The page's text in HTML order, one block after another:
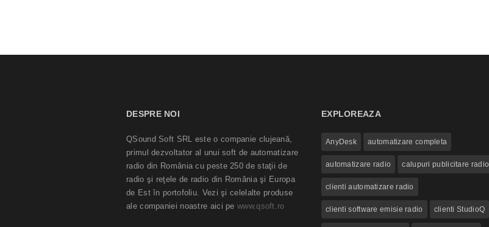
DESPRE NOI
QSound Soft SRL este o companie clujeană,
primul dezvoltator al unui soft de automatizare
radio din România cu peste 250 de staţii de
radio şi reţele de radio din România şi Europa
de Est în portofoliu. Vezi şi celelalte produse
ale companiei noastre aici pewww.qsoft.ro
EXPLOREAZA
AnyDesk automatizare completa
automatizare radio calupuri publicitare radio
clienti automatizare radio
clienti software emisie radio clienti StudioQ